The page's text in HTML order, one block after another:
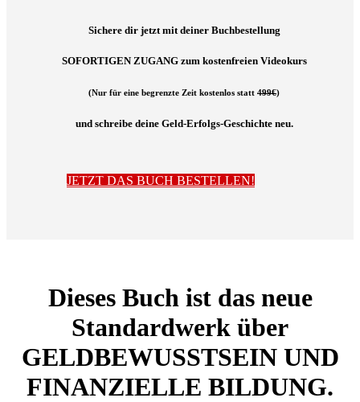
Sichere dir jetztmit deiner Buchbestellung
SOFORTIGEN ZUGANG zum kostenfreien Videokurs
(Nur für eine begrenzte Zeit kostenlos statt 499€)
und schreibe deine Geld-Erfolgs-Geschichte neu.
JETZT DAS BUCH BESTELLEN!
Dieses Buch ist das neue
Standardwerk über
GELDBEWUSSTSEIN UND
FINANZIELLE BILDUNG.